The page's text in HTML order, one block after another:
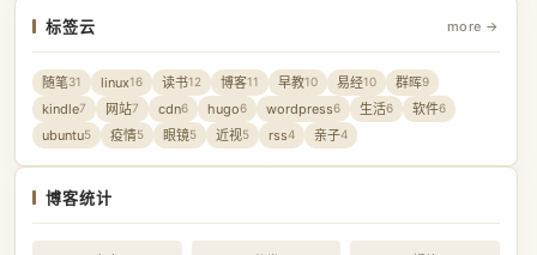
标签云 more →
随笔31 linux16 读书12 博客11 早教10 易经10 群晖9
kindle7 网站7 cdn6 hugo6 wordpress6 生活6 软件6
ubuntu5 疫情5 眼镜5 近视5 rss4 亲子4
博客统计